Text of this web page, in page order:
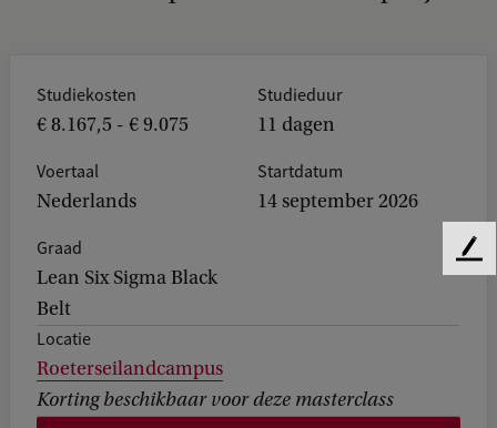
Studiekosten
€ 8.167,5 - € 9.075
Studieduur
11 dagen
Voertaal
Nederlands
Startdatum
14 september 2026
Graad
Lean Six Sigma Black
Belt
Locatie
Roeterseilandcampus
Korting beschikbaar voor deze masterclass
F